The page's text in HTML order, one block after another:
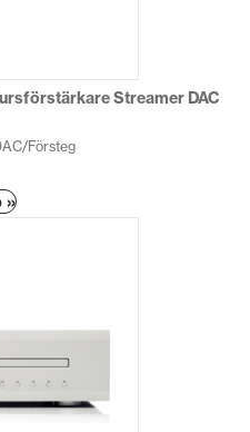
produktsidanStreamer DAC
Försteg
»Den
varianter.
olika
alternativen